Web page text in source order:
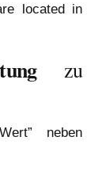
located in
zu
neben